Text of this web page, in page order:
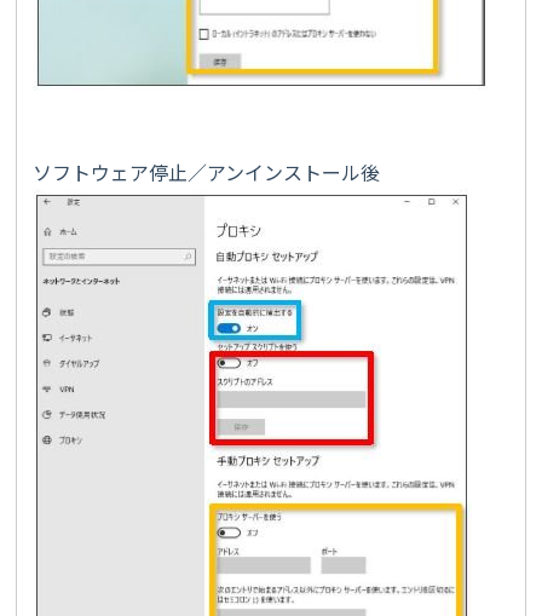
ソフトウェア停止／アンインストール後